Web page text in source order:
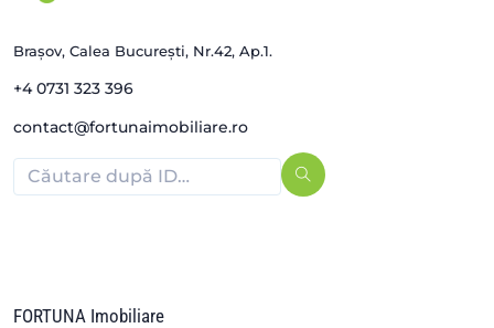
Brașov, Calea București, Nr.42, Ap.1.
+4 0731 323 396
contact@fortunaimobiliare.ro
FORTUNA Imobiliare